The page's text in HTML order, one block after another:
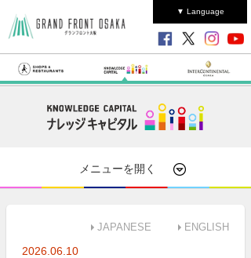
▼ Language
メニューを開く
JAPANESE ENGLISH
2026.06.10